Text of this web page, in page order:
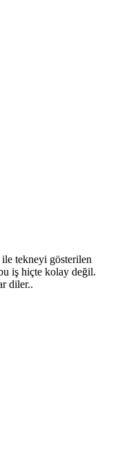
ile tekneyi gösterilen
iş hiçte kolay değil.
diler..